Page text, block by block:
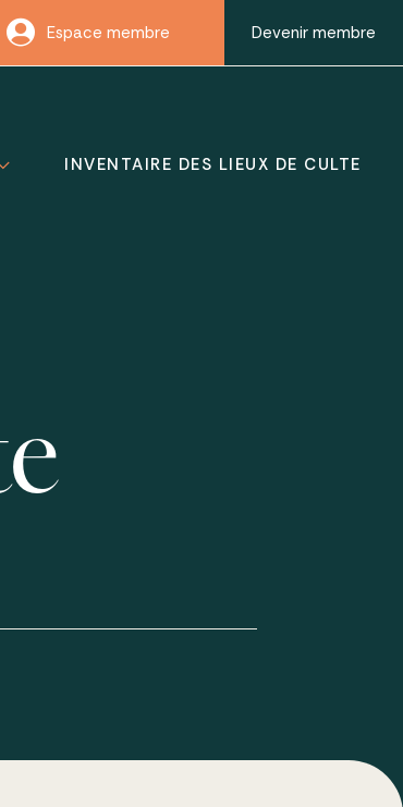
Espace membre Devenir membre
INVENTAIRE DES LIEUX DE CULTE